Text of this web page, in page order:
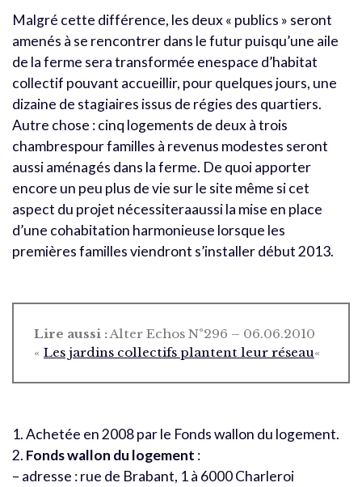
Malgré cette différence, les deux « publics » seront
amenés à se rencontrer dans le futur puisqu’une aile
de la ferme sera transformée enespace d’habitat
collectif pouvant accueillir, pour quelques jours, une
dizaine de stagiaires issus de régies des quartiers.
Autre chose : cinq logements de deux à trois
chambrespour familles à revenus modestes seront
aussi aménagés dans la ferme. De quoi apporter
encore un peu plus de vie sur le site même si cet
aspect du projet nécessiteraaussi la mise en place
d’une cohabitation harmonieuse lorsque les
premières familles viendront s’installer début 2013.
Lire aussi : Alter Echos N°296 – 06.06.2010
« Les jardins collectifs plantent leur réseau«
1. Achetée en 2008 par le Fonds wallon du logement.
2. Fonds wallon du logement :
– adresse : rue de Brabant, 1 à 6000 Charleroi